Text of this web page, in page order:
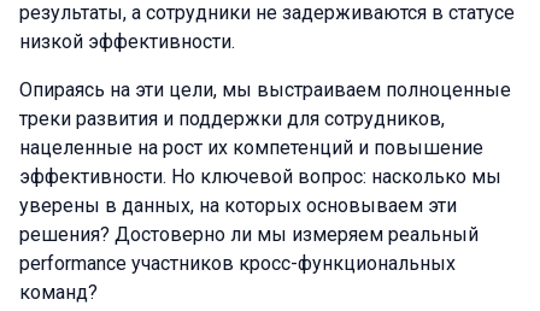
результаты, а сотрудники не задерживаются в статусе
низкой эффективности.
Опираясь на эти цели, мы выстраиваем полноценные
треки развития и поддержки для сотрудников,
нацеленные на рост их компетенций и повышение
эффективности. Но ключевой вопрос: насколько мы
уверены в данных, на которых основываем эти
решения? Достоверно ли мы измеряем реальный
performance участников кросс-функциональных
команд?